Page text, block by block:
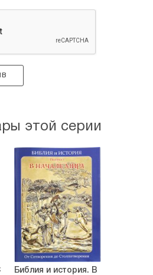
этой серии
Библия и история. В